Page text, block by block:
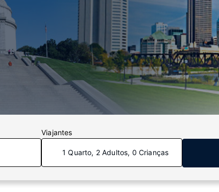
Viajantes
1 Quarto, 2 Adultos, 0 Crianças